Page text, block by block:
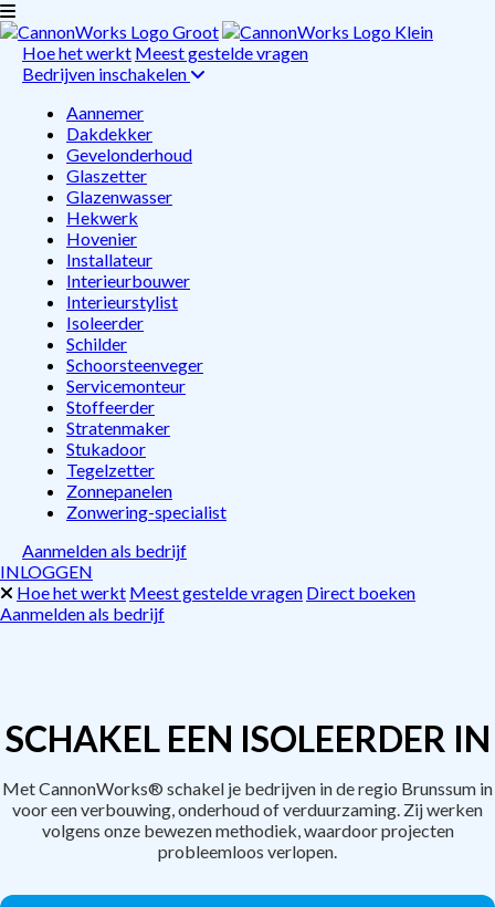
Hoe het werkt Meest gestelde vragen
Bedrijven inschakelen
Aannemer
Dakdekker
Gevelonderhoud
Glaszetter
Glazenwasser
Hekwerk
Hovenier
Installateur
Interieurbouwer
Interieurstylist
Isoleerder
Schilder
Schoorsteenveger
Servicemonteur
Stoffeerder
Stratenmaker
Stukadoor
Tegelzetter
Zonnepanelen
Zonwering-specialist
Aanmelden als bedrijf
INLOGGEN
Hoe het werkt Meest gestelde vragen Direct boeken
Aanmelden als bedrijf
SCHAKEL EEN ISOLEERDER IN
Met CannonWorks® schakel je bedrijven in de regio Brunssum in
voor een verbouwing, onderhoud of verduurzaming. Zij werken
volgens onze bewezen methodiek, waardoor projecten
probleemloos verlopen.